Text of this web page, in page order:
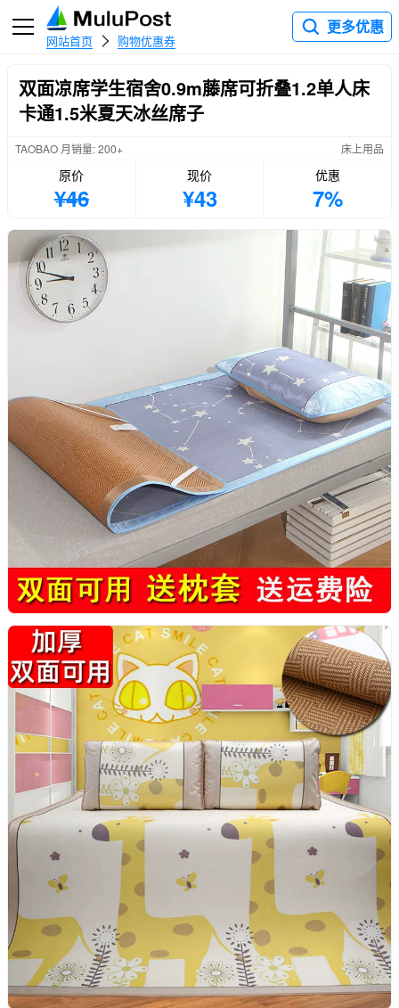
网站首页 购物优惠券
更多优惠
双面凉席学生宿舍0.9m藤席可折叠1.2单人床
卡通1.5米夏天冰丝席子
TAOBAO 月销量: 200+ 床上用品
原价
¥46
现价
¥43
优惠
7%